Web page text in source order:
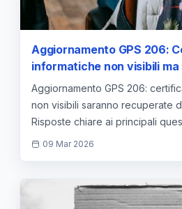
Aggiornamento GPS 206:
informatiche non visibili
Uffici Scolastici – Risposte
Aggiornamento GPS 206:
non visibili saranno recuperate
Risposte chiare ai principali
09 Mar 2026